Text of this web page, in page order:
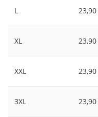
L
XL
XXL
3XL